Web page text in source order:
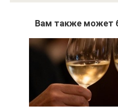
Вам также может